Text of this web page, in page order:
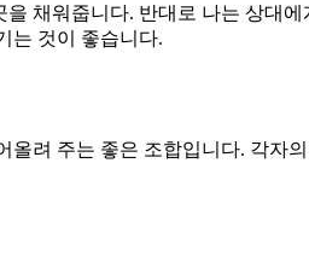
채워줍니다. 반대로 나는 상대
는 것이 좋습니다.
려 주는 좋은 조합입니다. 각자